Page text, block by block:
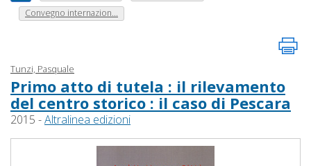
Convegno internazion...
Tunzi, Pasquale
Primo atto di tutela : il rilevamento
del centro storico : il caso di Pescara
2015 -Altralinea edizioni